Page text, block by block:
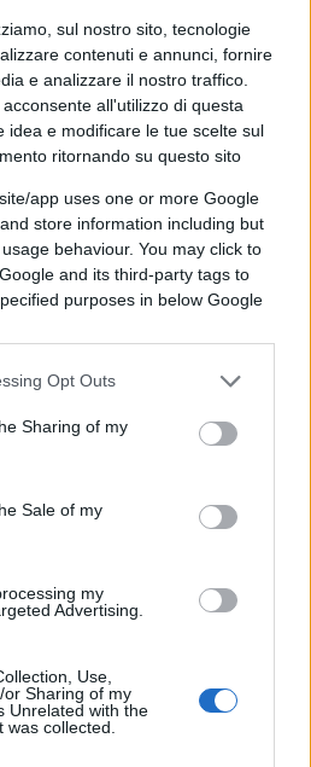
sul nostro sito, tecnologie
contenuti e annunci, fornire
e analizzare il nostro traffico.
all'utilizzo di questa
idea e modificare le tue scelte sul
ritornando su questo sito
app uses one or more Google
store information including but
behaviour. You may click to
and its third-party tags to
purposes in below Google
Opt Outs
Sharing of my
Sale of my
my
Advertising.
Use,
Sharing of my
Unrelated with the
collected.
Ciannamea, ha inoltre
nessun accordo
di cui Travolta è
venuto per un rimborso
ha smentito cachet
Travolta
, il quale ha preso
si sono fatti è: ma se non
come mai le telecamere
piedi dell’attore? Su
risposto che “nessuno ha
a chi era lì”. Il dito è
l’assistente di scena
dal camerino (dove è
palco.
di aver toppato con
Qua (“la più terrificante